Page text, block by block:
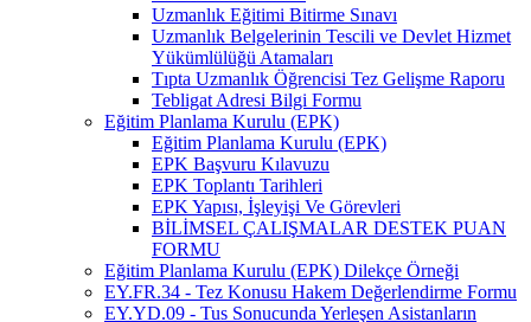
Uzmanlık Eğitimi Bitirme Sınavı
Uzmanlık Belgelerinin Tescili ve Devlet Hizmet
Yükümlülüğü Atamaları
Tıpta Uzmanlık Öğrencisi Tez Gelişme Raporu
Tebligat Adresi Bilgi Formu
Eğitim Planlama Kurulu (EPK)
Eğitim Planlama Kurulu (EPK)
EPK Başvuru Kılavuzu
EPK Toplantı Tarihleri
EPK Yapısı, İşleyişi Ve Görevleri
BİLİMSEL ÇALIŞMALAR DESTEK PUAN
FORMU
Eğitim Planlama Kurulu (EPK) Dilekçe Örneği
EY.FR.34 - Tez Konusu Hakem Değerlendirme Formu
EY.YD.09 - Tus Sonucunda Yerleşen Asistanların